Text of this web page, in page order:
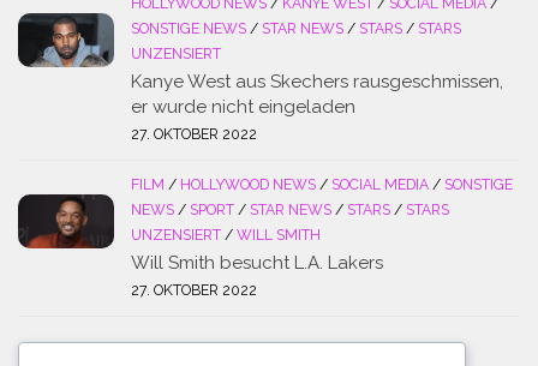
HOLLYWOOD NEWS / KANYE WEST / SOCIAL MEDIA /
SONSTIGE NEWS / STAR NEWS / STARS / STARS
UNZENSIERT
Kanye West aus Skechers rausgeschmissen,
er wurde nicht eingeladen
27. OKTOBER 2022
FILM / HOLLYWOOD NEWS / SOCIAL MEDIA / SONSTIGE
NEWS / SPORT / STAR NEWS / STARS / STARS
UNZENSIERT / WILL SMITH
Will Smith besucht L.A. Lakers
27. OKTOBER 2022